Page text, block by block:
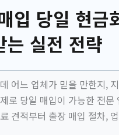
입 당일 현
는 실전 전략
어느 업체가 믿을 만한지,
로 당일 매입이 가능한 전
견적부터 출장 매입 절차,